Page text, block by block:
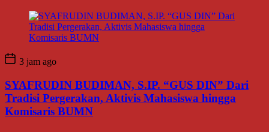
3 jam ago
SYAFRUDIN BUDIMAN, S.IP. “GUS DIN” Dari
Tradisi Pergerakan, Aktivis Mahasiswa hingga
Komisaris BUMN